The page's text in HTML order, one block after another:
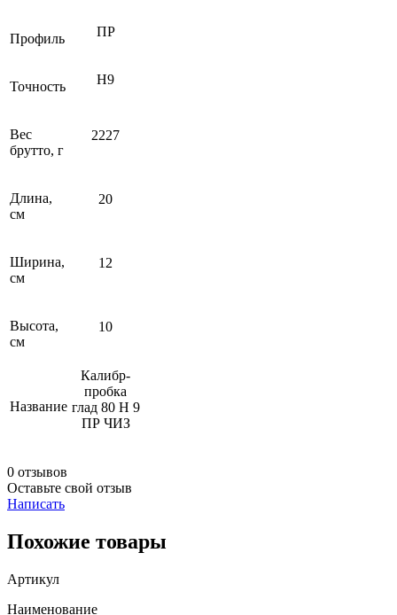
Профиль ПР
Точность H9
Вес
брутто, г
2227
Длина,
см
20
Ширина,
см
12
Высота,
см
10
Название
Калибр-
пробка
глад 80 Н 9
ПР ЧИЗ
0 отзывов
Оставьте свой отзыв
Написать
Похожие товары
Артикул
Наименование